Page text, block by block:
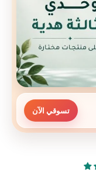
تسوقي الآن